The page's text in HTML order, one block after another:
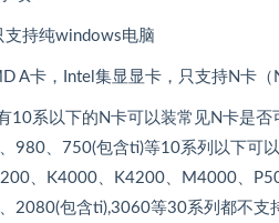
支持纯windows电脑
A卡，Intel集显显卡，只支持N卡（
10系以下的N卡可以装常见N卡是
980、750(包含ti)等10系列以下可
、K4000、K4200、M4000、
2080(包含ti),3060等30系列都不支